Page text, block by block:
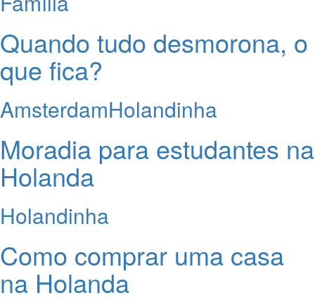
Quando tudo desmorona, o
que fica?
AmsterdamHolandinha
Moradia para estudantes na
Holanda
Holandinha
Como comprar uma casa
na Holanda